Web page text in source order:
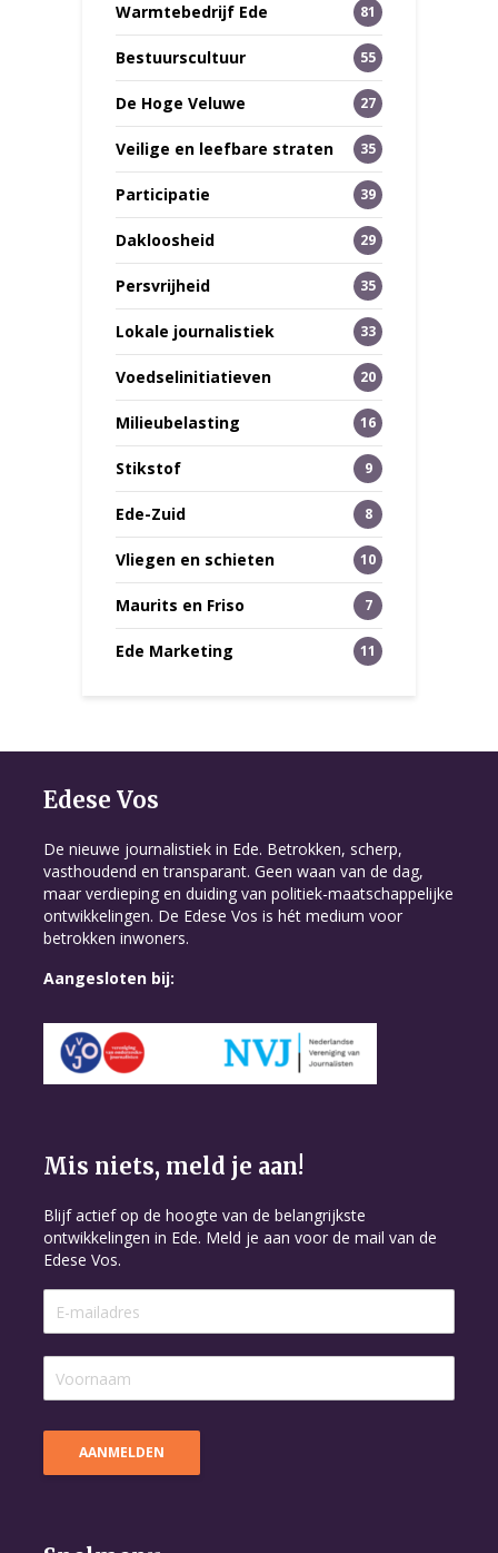
Warmtebedrijf Ede 81
Bestuurscultuur 55
De Hoge Veluwe 27
Veilige en leefbare straten 35
Participatie 39
Dakloosheid 29
Persvrijheid 35
Lokale journalistiek 33
Voedselinitiatieven 20
Milieubelasting 16
Stikstof 9
Ede-Zuid 8
Vliegen en schieten 10
Maurits en Friso 7
Ede Marketing 11
Edese Vos
De nieuwe journalistiek in Ede. Betrokken, scherp,
vasthoudend en transparant. Geen waan van de dag,
maar verdieping en duiding van politiek-maatschappelijke
ontwikkelingen. De Edese Vos is hét medium voor
betrokken inwoners.
Aangesloten bij:
Mis niets, meld je aan!
Blijf actief op de hoogte van de belangrijkste
ontwikkelingen in Ede. Meld je aan voor de mail van de
Edese Vos.